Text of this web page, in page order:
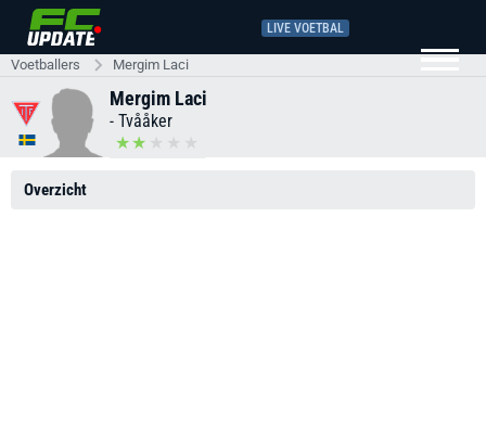
LIVE VOETBAL
Voetballers Mergim Laci
Mergim Laci
- Tvååker
Overzicht